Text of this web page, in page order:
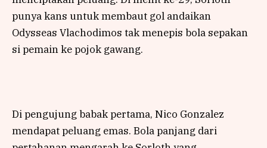
punya kans untuk membaut gol andaikan
Odysseas Vlachodimos tak menepis bola sepakan
si pemain ke pojok gawang.
Di pengujung babak pertama, Nico Gonzalez
mendapat peluang emas. Bola panjang dari